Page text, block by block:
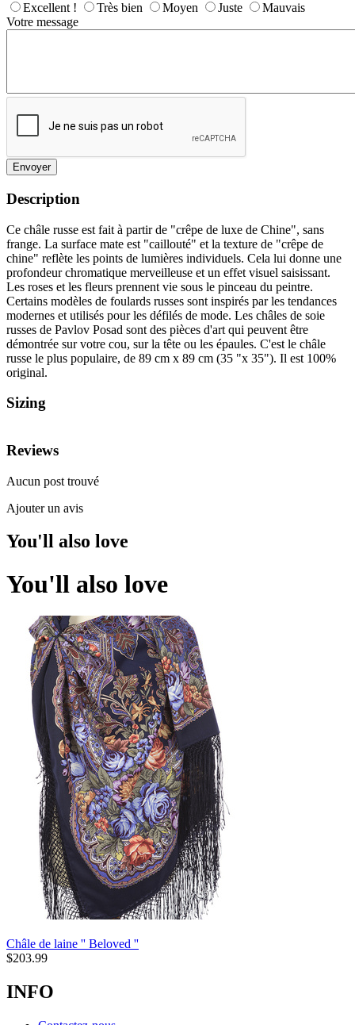
Excellent !
Très bien Moyen Juste
Mauvais
Votre message
Envoyer
Description
Ce châle russe est fait à partir de "crêpe de luxe de Chine", sans
frange. La surface mate est "caillouté" et la texture de "crêpe de
chine" reflète les points de lumières individuels. Cela lui donne une
profondeur chromatique merveilleuse et un effet visuel saisissant.
Les roses et les fleurs prennent vie sous le pinceau du peintre.
Certains modèles de foulards russes sont inspirés par les tendances
modernes et utilisés pour les défilés de mode. Les châles de soie
russes de Pavlov Posad sont des pièces d'art qui peuvent être
démontrée sur votre cou, sur la tête ou les épaules. C'est le châle
russe le plus populaire, de 89 cm x 89 cm (35 "x 35"). Il est 100%
original.
Sizing
Reviews
Aucun post trouvé
Ajouter un avis
You'll also love
You'll also love
Châle de laine '' Beloved ''
$203.99
INFO